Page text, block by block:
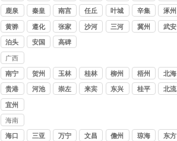
公司
庄
鹿泉
秦皇
岛
南宫 任丘 叶城 辛集 涿州
黄骅 遵化
张家
口
沙河 三河 冀州 武安
泊头 安国
高碑
广西
讨债
公司
南宁 贺州 玉林 桂林 柳州 梧州 北海
贵港 河池 崇左 来宾 东兴 桂平 北流
宜州
海南
讨债
海口 三亚 万宁 文昌 儋州 琼海 东方